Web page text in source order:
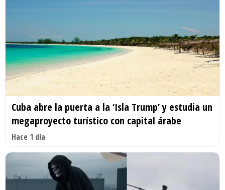
Cuba abre la puerta a la ‘Isla Trump’ y estudia un
megaproyecto turístico con capital árabe
Hace 1 día